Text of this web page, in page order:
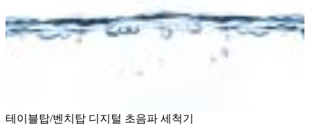
테이블탑/벤치탑 디지털 초음파 세척기